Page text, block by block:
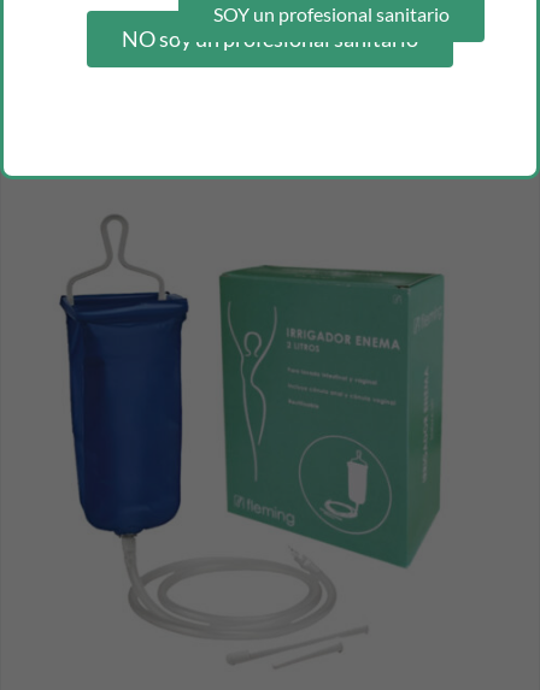
botiquín completo para coche
SOY un profesional sanitario
NO soy un profesional sanitario